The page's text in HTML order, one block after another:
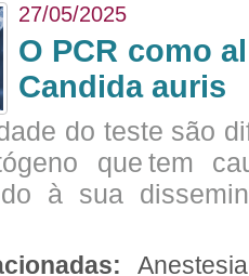
27/05/2025
O PCR como
Candida auris
do teste são
que tem
à sua